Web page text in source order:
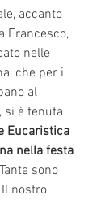
accanto
Francesco,
nelle
che per i
al
si è tenuta
Eucaristica
nella festa
Tante sono
nostro